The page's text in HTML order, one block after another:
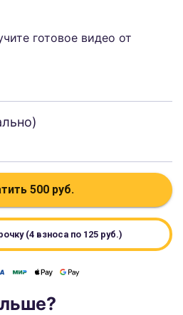
готовое видео от
500руб.
(4 взноса по 125руб.)